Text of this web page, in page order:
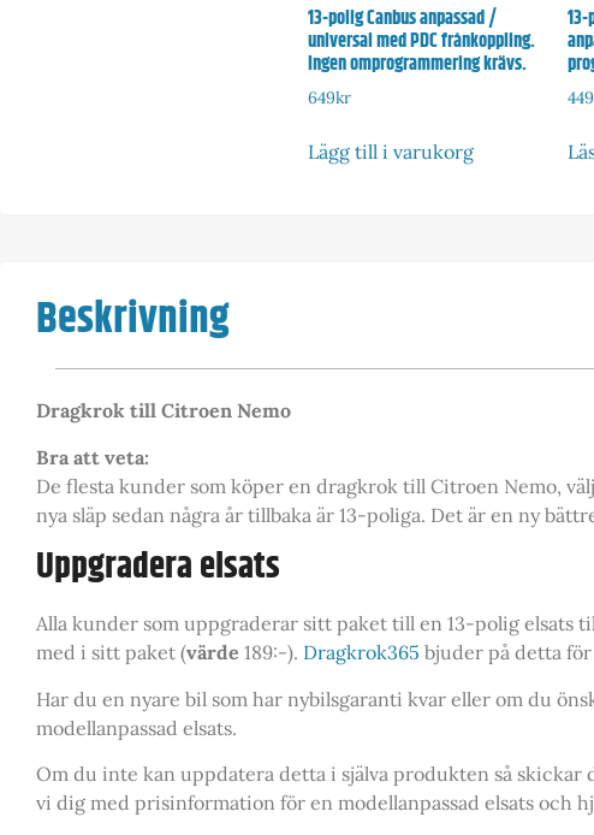
13-polig Canbus anpassad /
universal med PDC frånkoppling.
Ingen omprogrammering krävs.
649kr
Lägg till i varukorg
449
Beskrivning
Dragkrok till Citroen Nemo
Bra att veta:
De flesta kunder som köper en dragkrok till Citroen Nemo,
nya släp sedan några år tillbaka är 13-poliga. Det är en ny
Uppgradera elsats
Alla kunder som uppgraderar sitt paket till en 13-polig
med i sitt paket (värde 189:-). Dragkrok365 bjuder på detta
Har du en nyare bil som har nybilsgaranti kvar eller om du
modellanpassad elsats.
Om du inte kan uppdatera detta i själva produkten så
vi dig med prisinformation för en modellanpassad elsats och